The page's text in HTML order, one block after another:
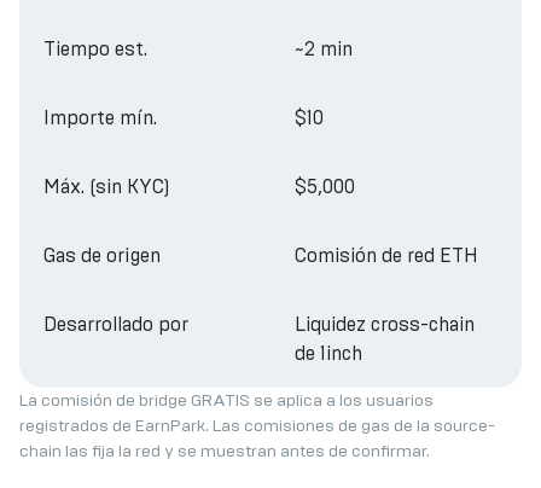
Tiempo est. ~2 min
Importe mín. $10
Máx. (sin KYC) $5,000
Gas de origen Comisión de red ETH
Desarrollado por
Liquidez cross-chain
de 1inch
La comisión de bridge GRATIS se aplica a los usuarios
registrados de EarnPark. Las comisiones de gas de la source-
chain las fija la red y se muestran antes de confirmar.